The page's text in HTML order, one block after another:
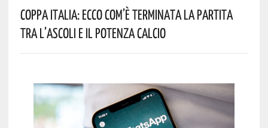
Coppa Italia: Ecco Com’è Terminata La Partita
Tra L’Ascoli E Il Potenza Calcio